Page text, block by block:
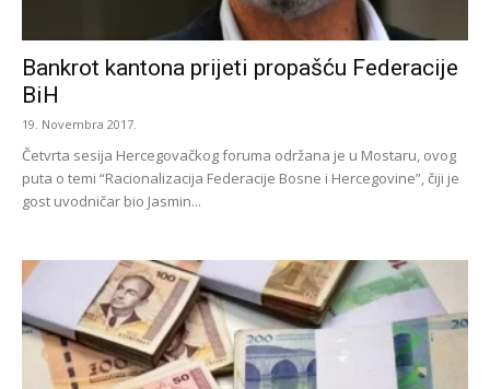
Bankrot kantona prijeti propašću Federacije
BiH
19. Novembra 2017.
Četvrta sesija Hercegovačkog foruma održana je u Mostaru, ovog
puta o temi “Racionalizacija Federacije Bosne i Hercegovine”, čiji je
gost uvodničar bio Jasmin...